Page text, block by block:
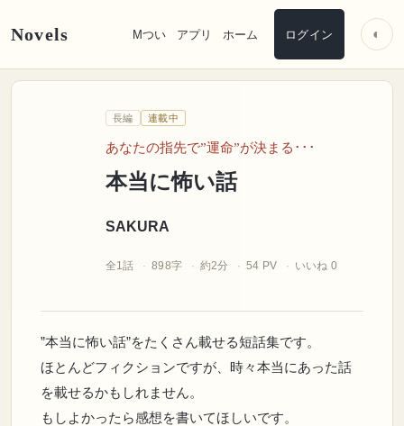
Novels Mつい アプリ ホーム ログイン ◐
長編 連載中
あなたの指先で”運命”が決まる･･･
本当に怖い話
SAKURA
全1話 898字 約2分 54 PV いいね 0
”本当に怖い話”をたくさん載せる短話集です。
ほとんどフィクションですが、時々本当にあった話
を載せるかもしれません。
もしよかったら感想を書いてほしいです。